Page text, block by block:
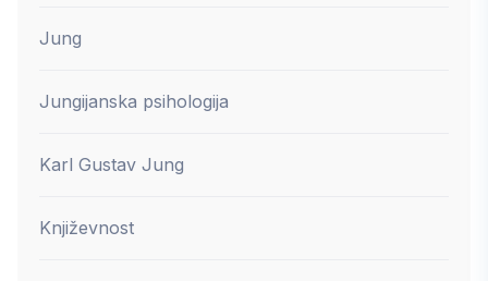
Jung
Jungijanska psihologija
Karl Gustav Jung
Književnost